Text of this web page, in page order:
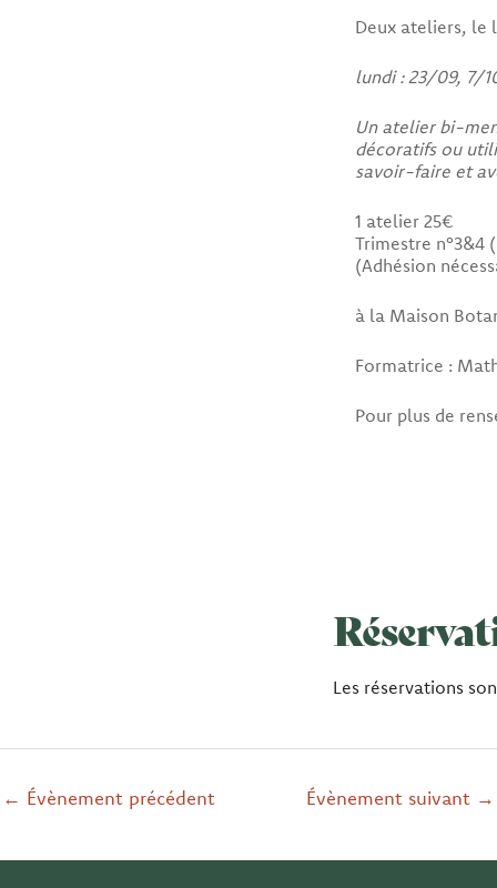
Deux ateliers, le
lundi : 23/09, 7/
Un atelier bi-
décoratifs ou
savoir-faire et
1 atelier 25€
Trimestre
(Adhésion
à la Maison
Formatrice :
Pour plus de
Les réservations
← Évènement précédent Évènement suivant →